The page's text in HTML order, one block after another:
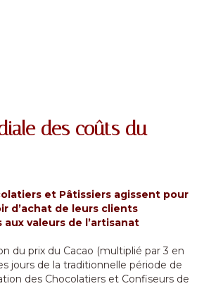
des coûts du
et Pâtissiers agissent pour
d’achat de leurs clients
valeurs de l’artisanat
du prix du Cacao (multiplié par 3 en
jours de la traditionnelle période de
des Chocolatiers et Confiseurs de